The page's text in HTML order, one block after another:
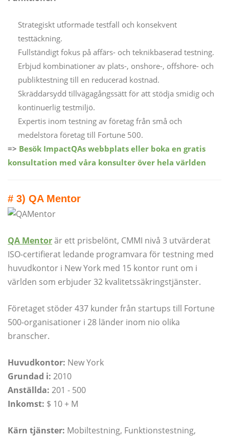
Strategiskt utformade testfall och konsekvent
testtäckning.
Fullständigt fokus på affärs- och teknikbaserad testning.
Erbjud kombinationer av plats-, onshore-, offshore- och
publiktestning till en reducerad kostnad.
Skräddarsydd tillvägagångssätt för att stödja smidig och
kontinuerlig testmiljö.
Expertis inom testning av företag från små och
medelstora företag till Fortune 500.
=> Besök ImpactQAs webbplats eller boka en gratis
konsultation med våra konsulter över hela världen
# 3) QA Mentor
QA Mentorär ett prisbelönt, CMMI nivå 3 utvärderat
ISO-certifierat ledande programvara för testning med
huvudkontor i New York med 15 kontor runt om i
världen som erbjuder 32 kvalitetssäkringstjänster.
Företaget stöder 437 kunder från startups till Fortune
500-organisationer i 28 länder inom nio olika
branscher.
Huvudkontor: New York
Grundad i: 2010
Anställda: 201 - 500
Inkomst: $ 10 + M
Kärn tjänster: Mobiltestning, Funktionstestning,